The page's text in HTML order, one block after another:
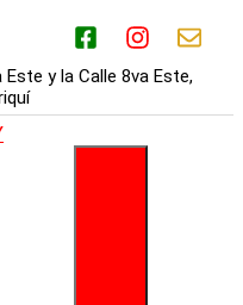
y la Calle 8va Este,